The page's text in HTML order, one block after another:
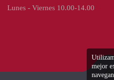
Lunes - Viernes 10.00-14.00
mejor